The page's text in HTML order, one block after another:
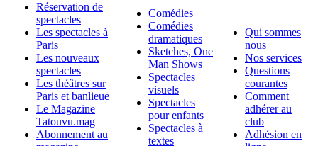
Réservation de
spectacles
Les spectacles à
Paris
Les nouveaux
spectacles
Les théâtres sur
Paris et banlieue
Le Magazine
Tatouvu.mag
Abonnement au
Comédies
Comédies
dramatiques
Sketches, One
Man Shows
Spectacles
visuels
Spectacles
pour enfants
Spectacles à
textes
Qui sommes
nous
Nos services
Questions
courantes
Comment
adhérer au
club
Adhésion en